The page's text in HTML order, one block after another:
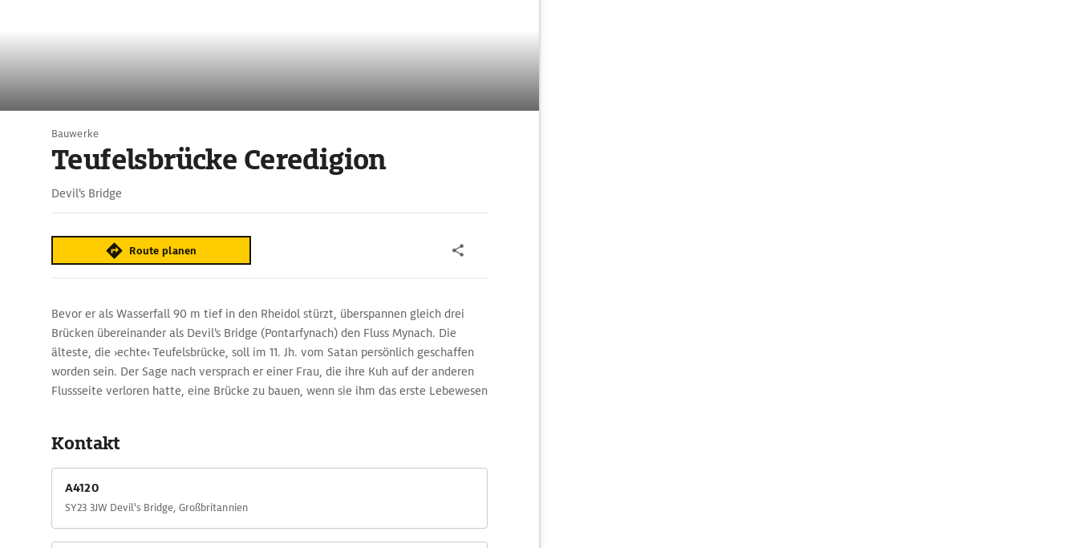
Bauwerke
Teufelsbrücke Ceredigion
Devil's Bridge
Route planen
Bevor er als Wasserfall 90 m tief in den Rheidol stürzt, überspannen gleich drei
Brücken übereinander als Devil's Bridge (Pontarfynach) den Fluss Mynach. Die
älteste, die ›echte‹ Teufelsbrücke, soll im 11. Jh. vom Satan persönlich geschaffen
worden sein. Der Sage nach versprach er einer Frau, die ihre Kuh auf der anderen
Flussseite verloren hatte, eine Brücke zu bauen, wenn sie ihm das erste Lebewesen
Kontakt
A4120
SY23 3JW Devil's Bridge, Großbritannien